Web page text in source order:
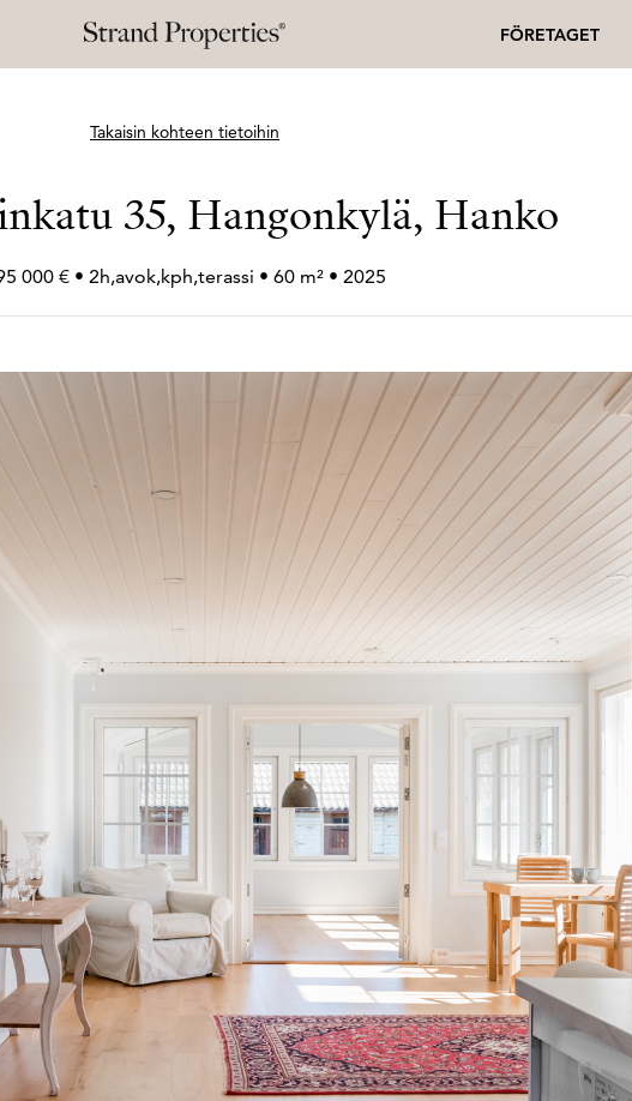
FÖRETAGET
Takaisin kohteen tietoihin
35, Hangonkylä, Hanko
000 € • 2h,avok,kph,terassi • 60 m² • 2025